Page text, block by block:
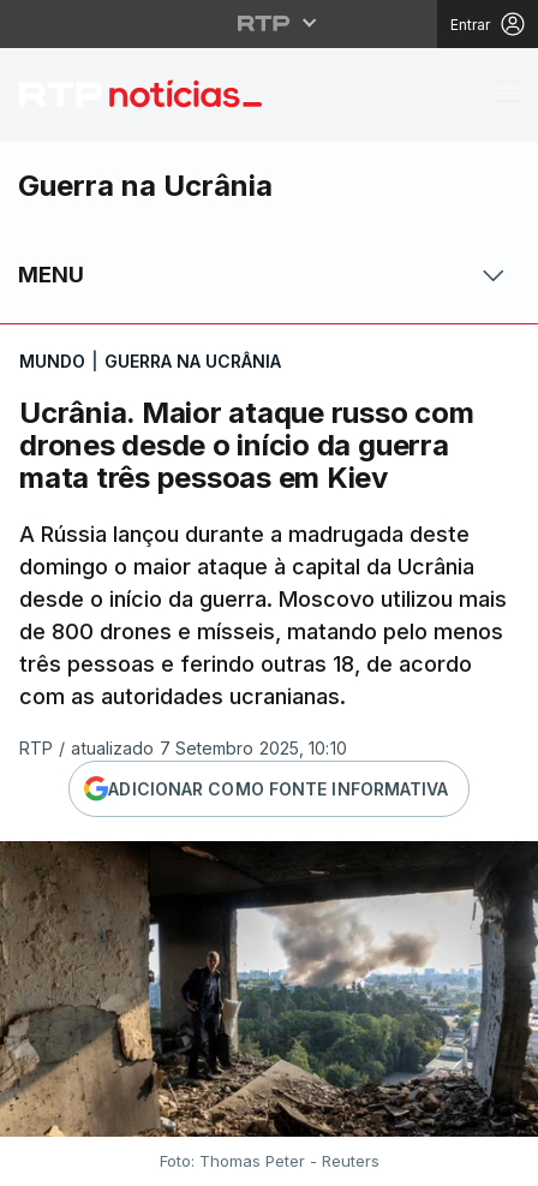
Entrar
Ucrânia. Maior
Guerra na Ucrânia
MENU
MUNDO GUERRA NA UCRÂNIA
Ucrânia. Maior ataque russo com
drones desde o início da guerra
mata três pessoas em Kiev
A Rússia lançou durante a madrugada deste
domingo o maior ataque à capital da Ucrânia
desde o início da guerra. Moscovo utilizou mais
de 800 drones e mísseis, matando pelo menos
três pessoas e ferindo outras 18, de acordo
com as autoridades ucranianas.
RTP / atualizado 7 Setembro 2025, 10:10
ADICIONAR COMO FONTE INFORMATIVA
Foto: Thomas Peter - Reuters